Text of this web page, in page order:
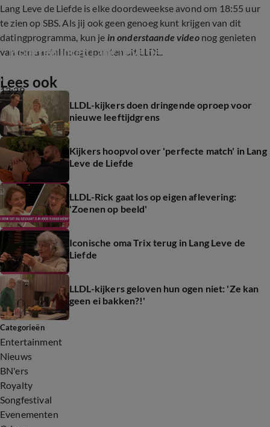
Lang Leve de Liefde is elke doordeweekse avond om 18:55 uur
te zien op SBS. Als jij ook geen genoeg kunt krijgen van dit
datingprogramma, kun je in onderstaande videonog genieten
van een aantal hoogtepunten uit LLDL.
13:29
Hoogtepunten Lang Leve de Liefde
Lees ook
LLDL-kijkers doen dringende oproep voor
nieuwe leeftijdgrens
Kijkers hoopvol over 'perfecte match' in Lang
Leve de Liefde
LLDL-Rick gaat los op eigen aflevering:
'Zoenen op beeld'
Iconische oma Trix terug in Lang Leve de
Liefde
LLDL-kijkers geloven hun ogen niet: 'Ze kan
geen ei bakken?!'
Categorieën
Entertainment
Nieuws
BN'ers
Royalty
Songfestival
Evenementen